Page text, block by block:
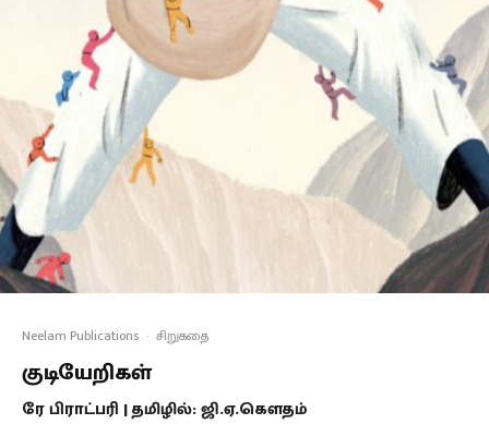
Neelam Publications · சிறுகதை
குடியேறிகள்
ரே பிராட்பரி | தமிழில்: ஜி.ஏ.கௌதம்